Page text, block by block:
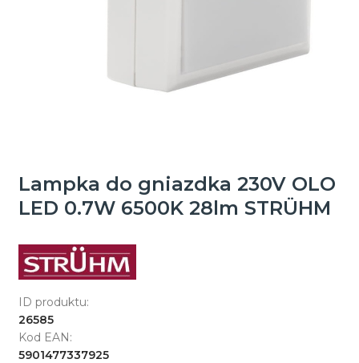
Lampka do gniazdka 230V OLO
LED 0.7W 6500K 28lm STRÜHM
ID produktu:
26585
Kod EAN:
5901477337925